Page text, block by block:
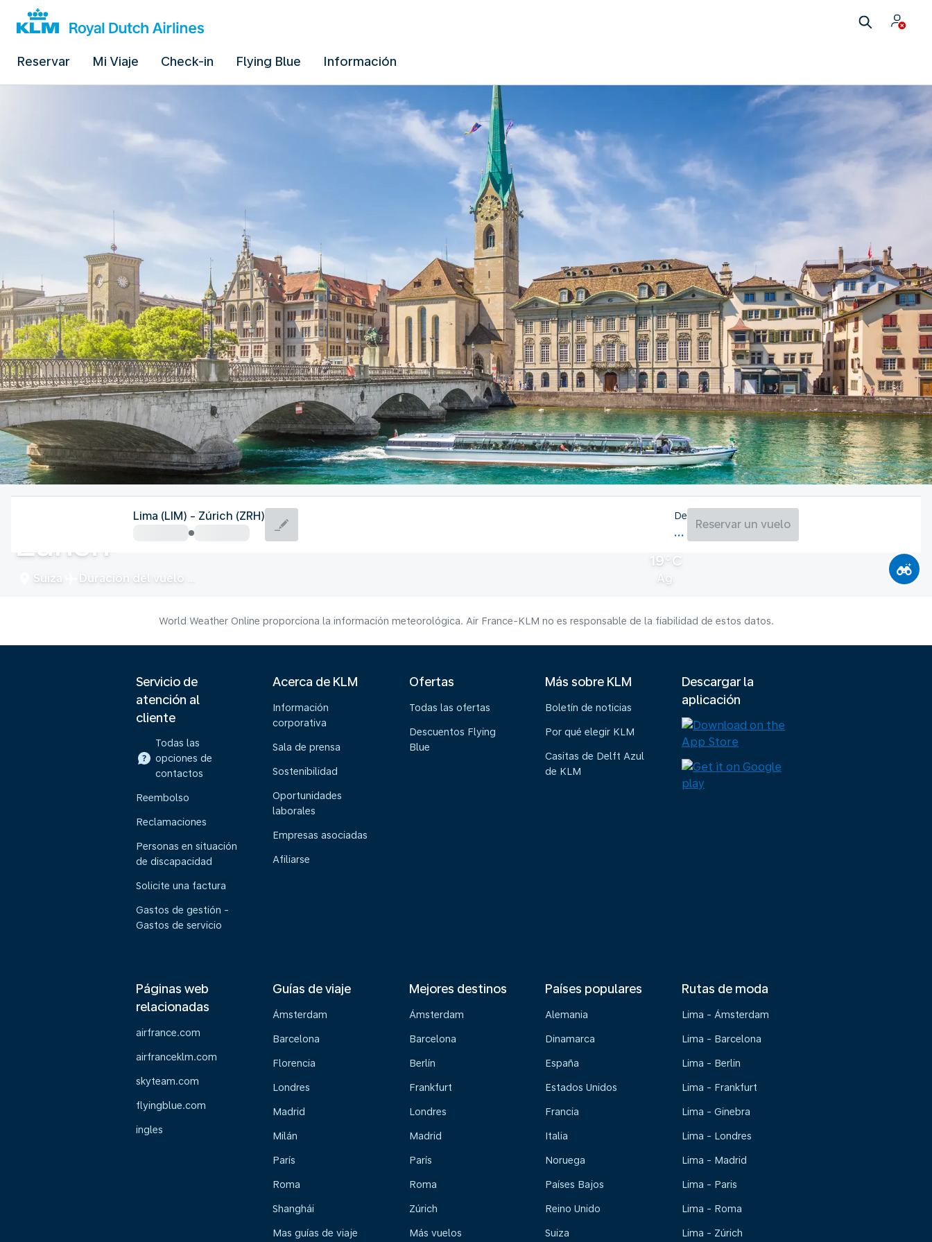
Reservar Mi Viaje Check-in Flying Blue Información
Zúrich
Suiza Duración del vuelo
19°C
Ag.
Lima (LIM) - Zúrich (ZRH) De
Reservar un vuelo
World Weather Online proporciona la información meteorológica. Air France-KLM no es responsable de la fiabilidad de estos datos.
Servicio de
atención al
cliente
Todas las
opciones de
contactos
Reembolso
Reclamaciones
Personas en situación
de discapacidad
Solicite una factura
Gastos de gestión -
Gastos de servicio
Acerca de KLM
Información
corporativa
Sala de prensa
Sostenibilidad
Oportunidades
laborales
Empresas asociadas
Afiliarse
Ofertas
Todas las ofertas
Descuentos Flying
Blue
Más sobre KLM
Boletín de noticias
Por qué elegir KLM
Casitas de Delft Azul
de KLM
Descargar la
aplicación
Páginas web
relacionadas
airfrance.com
airfranceklm.com
skyteam.com
flyingblue.com
ingles
Guías de viaje
Ámsterdam
Barcelona
Florencia
Londres
Madrid
Milán
París
Roma
Shanghái
Mas guías de viaje
Mejores destinos
Ámsterdam
Barcelona
Berlín
Frankfurt
Londres
Madrid
París
Roma
Zúrich
Más vuelos
Países populares
Alemania
Dinamarca
España
Estados Unidos
Francia
Italia
Noruega
Países Bajos
Reino Unido
Suiza
Rutas de moda
Lima - Ámsterdam
Lima - Barcelona
Lima - Berlin
Lima - Frankfurt
Lima - Ginebra
Lima - Londres
Lima - Madrid
Lima - Paris
Lima - Roma
Lima - Zúrich